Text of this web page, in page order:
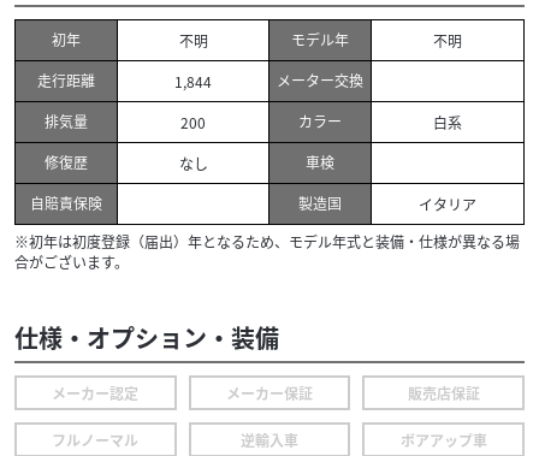
初年 不明 モデル年
不明
走行距離
1,844
メーター交換
排気量
200 カラー
白系
修復歴
なし
車検
自賠責保険
製造国
イタリア
※初年は初度登録（届出）年となるため、モデル年式と装備・仕様が異なる場
合がございます。
仕様・オプション・装備
メーカー認定 メーカー保証 販売店保証
フルノーマル 逆輸入車 ボアアップ車